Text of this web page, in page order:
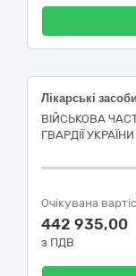
Лікарські
ВІЙСЬКОВА
ГВАРДІЇ УКРАЇНИ
Очікувана
442 935,00
з ПДВ